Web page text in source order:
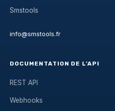
Smstools
info@smstools.fr
DOCUMENTATION DE L’API
REST API
Webhooks